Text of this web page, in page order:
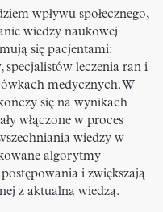
wpływu społecznego,
wiedzy naukowej
się pacjentami:
specjalistów leczenia ran i
medycznych. W
się na wynikach
włączone w proces
wiedzy w
algorytmy
i zwiększają
z aktualną wiedzą.